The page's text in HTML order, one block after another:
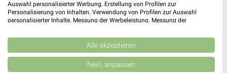
Heute 09:00 - 20:00 Uhr | Geöffnet
498,78 km • Angebote: 1 Prospekt
Fressnapf Dingolfing
Amperstraße 2
Auswahl personalisierter Werbung. Erstellung von Profilen zur
Personalisierung von Inhalten. Verwendung von Profilen zur Auswahl
personalisierter Inhalte. Messung der Werbeleistung. Messung der
Kombinationen von Daten aus verschiedenen Quellen. Entwicklung und
Verbesserung der Angebote. Verwendung reduzierter Daten zur Auswahl
von Inhalten.
Daten können außerhalb der Europäischen Union weitergegeben und in die
USA gesendet werden.
Alle akzeptieren
Nein, anpassen